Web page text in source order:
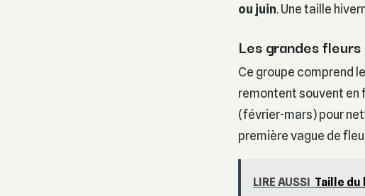
ou juin. Une taille
Les grandes fleurs
Ce groupe comprend
remontent souvent en
(février-mars) pour
première vague de
LIRE AUSSI Taille du